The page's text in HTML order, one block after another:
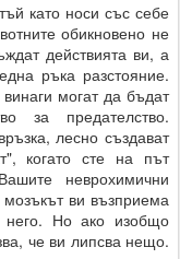
като носи със себе
обикновено не
действията ви, а
ръка разстояние.
могат да бъдат
за предателство.
лесно създават
когато сте на път
неврохимични
ви възприема
Но ако изобщо
че ви липсва нещо.